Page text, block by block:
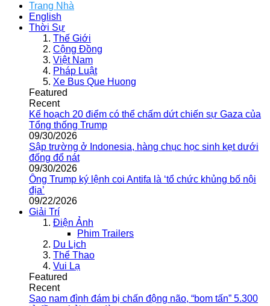
Trang Nhà
English
Thời Sự
Thế Giới
Cộng Đồng
Việt Nam
Pháp Luật
Xe Bus Que Huong
Featured
Recent
Kế hoạch 20 điểm có thể chấm dứt chiến sự Gaza của
Tổng thống Trump
09/30/2026
Sập trường ở Indonesia, hàng chục học sinh kẹt dưới
đống đổ nát
09/30/2026
Ông Trump ký lệnh coi Antifa là ‘tổ chức khủng bố nội
địa’
09/22/2026
Giải Trí
Điện Ảnh
Phim Trailers
Du Lịch
Thể Thao
Vui Lạ
Featured
Recent
Sao nam đình đám bị chấn động não, “bom tấn” 5.300